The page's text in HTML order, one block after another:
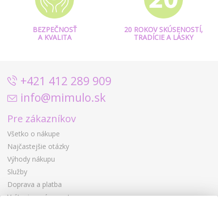
BEZPEČNOSŤ
A KVALITA
20 ROKOV SKÚSENOSTÍ,
TRADÍCIE A LÁSKY
+421 412 289 909
info@mimulo.sk
Pre zákazníkov
Všetko o nákupe
Najčastejšie otázky
Výhody nákupu
Služby
Doprava a platba
Vrátenie a výmena tovaru